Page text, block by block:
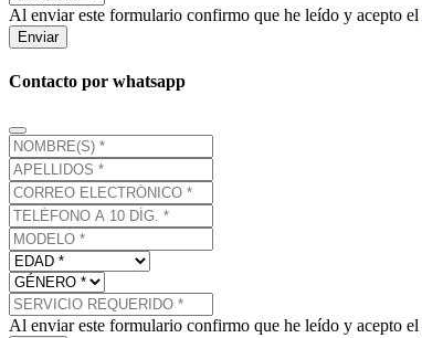
Al enviar este formulario confirmo que he leído y acepto el
Enviar
Contacto por whatsapp
Al enviar este formulario confirmo que he leído y acepto el